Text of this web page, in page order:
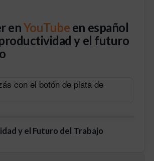
enYouTube en español
y el futuro
y el Futuro del Trabajo